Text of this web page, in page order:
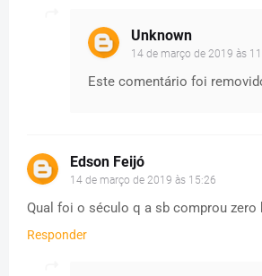
Unknown
14 de março de 2019 às
Este comentário foi
Edson Feijó
14 de março de 2019 às 15:26
Qual foi o século q a sb comprou zero
Responder